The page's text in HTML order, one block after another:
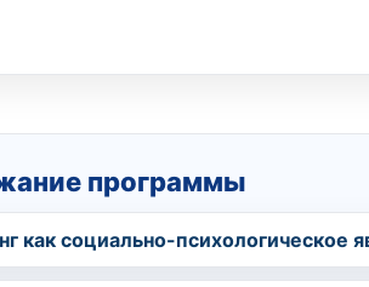
программы
как социально-психологическое